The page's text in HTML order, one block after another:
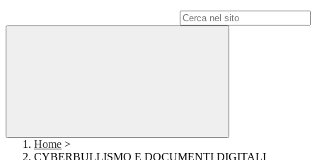
Home >
CYBERBULLISMO E DOCUMENTI DIGITALI